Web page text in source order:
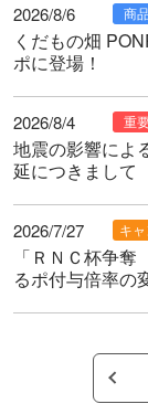
2026/8/6 商品
くだもの畑
ポに登場！
2026/8/4 重
地震の影響によ
延につきまして
2026/7/27 キ
「ＲＮＣ杯争
るポ付与倍率の